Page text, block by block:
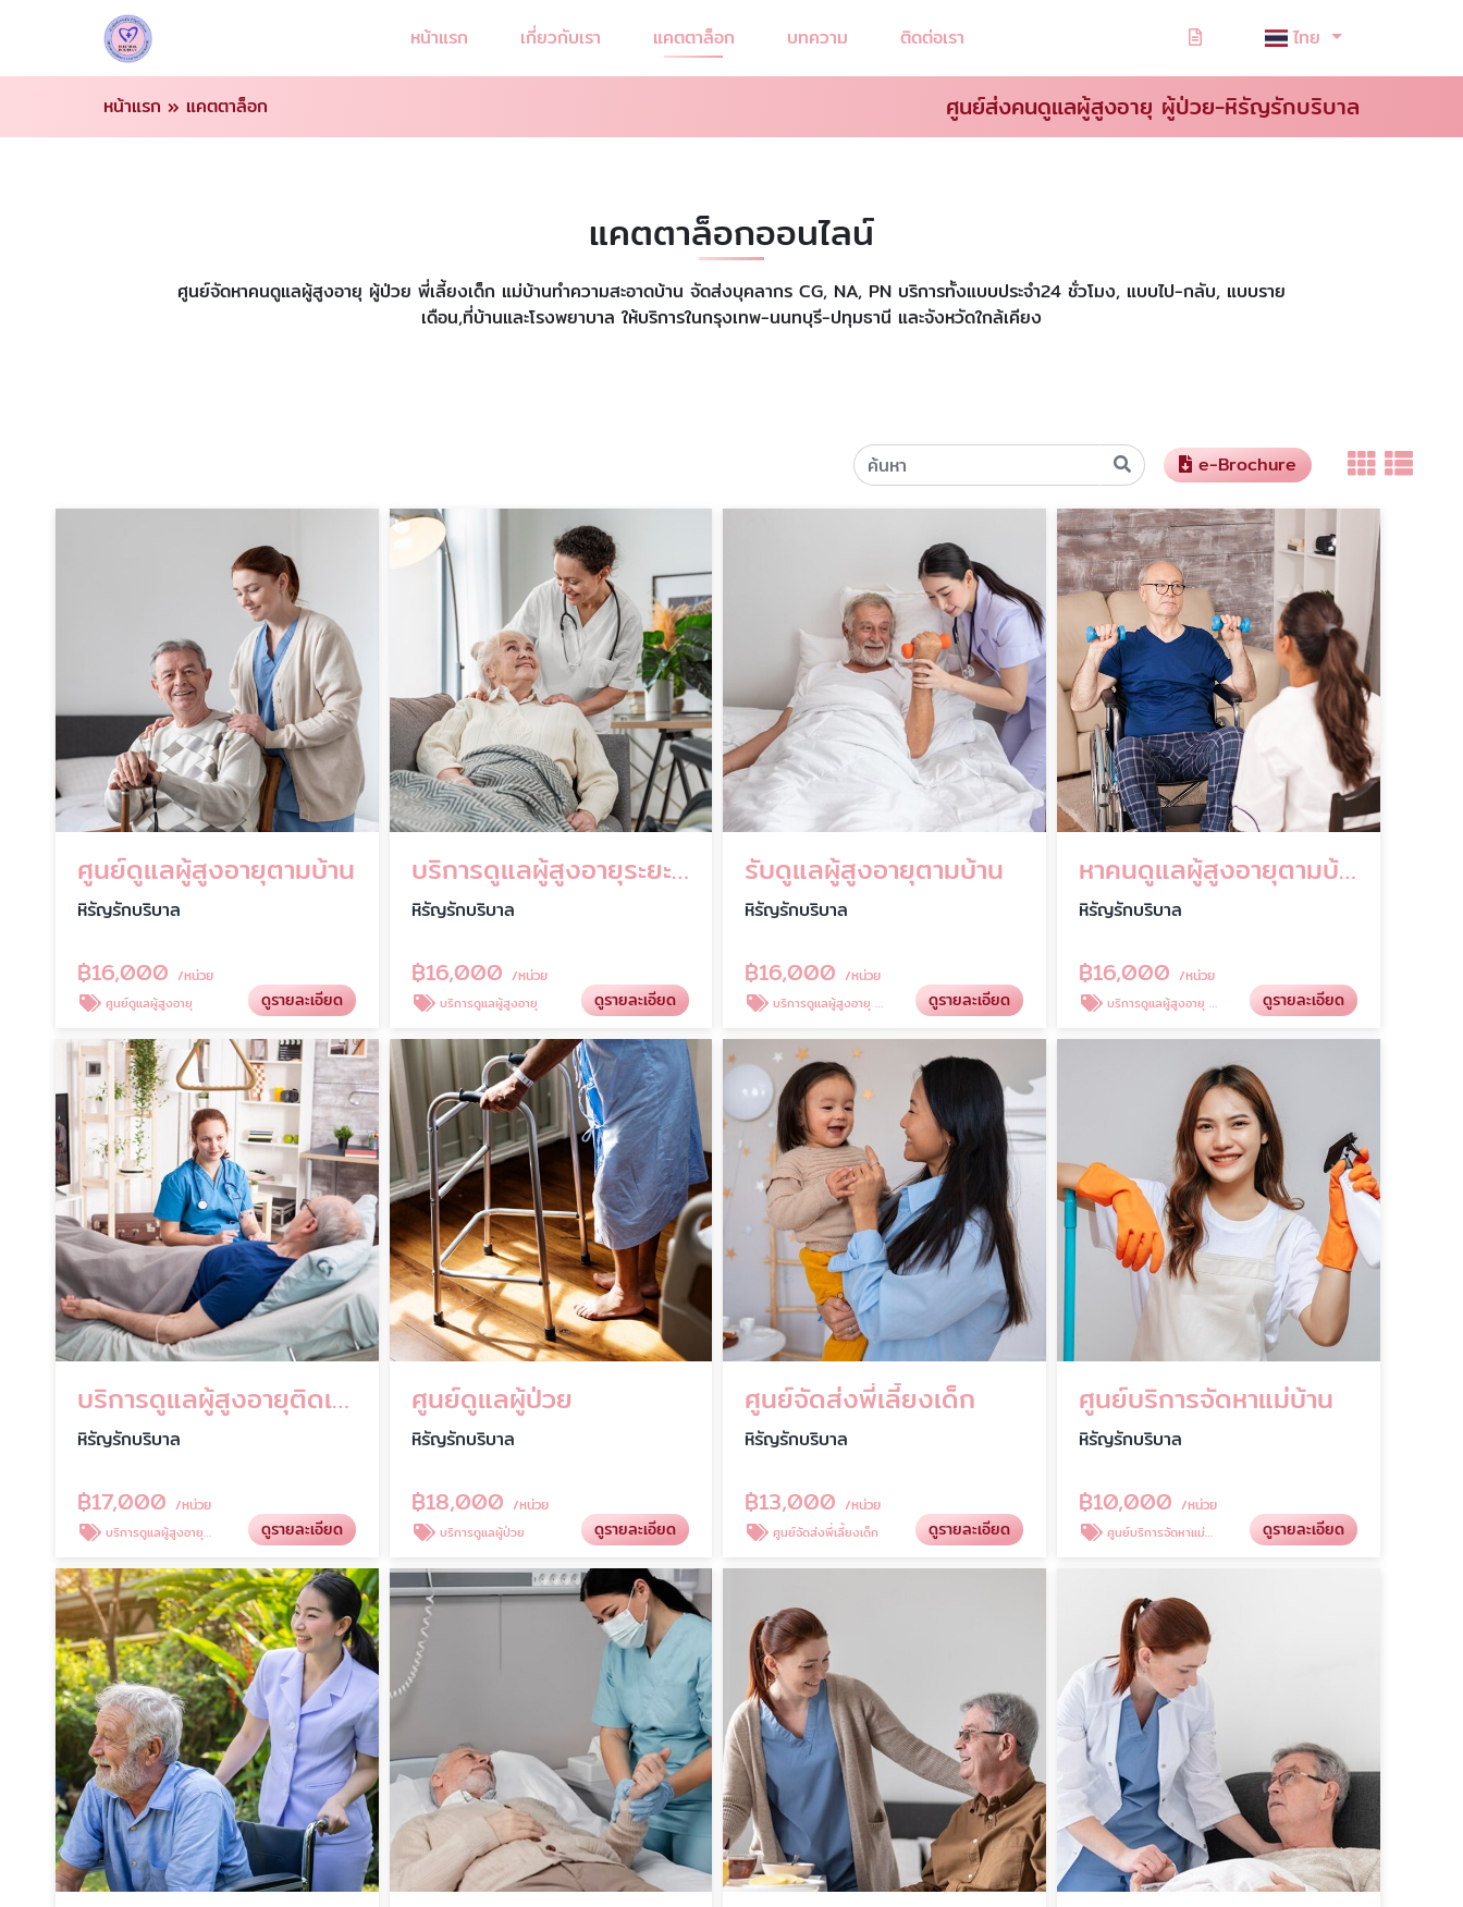
หน้าแรก เกี่ยวกับเรา แคตตาล็อก บทความ ติดต่อเรา ไทย
หน้าแรก » แคตตาล็อก ศูนย์ส่งคนดูแลผู้สูงอายุ ผู้ป่วย-หิรัญรักบริบาล
แคตตาล็อกออนไลน์
ศูนย์จัดหาคนดูแลผู้สูงอายุ ผู้ป่วย พี่เลี้ยงเด็ก แม่บ้านทำความสะอาดบ้าน จัดส่งบุคลากร CG, NA, PN บริการทั้งแบบประจำ24 ชั่วโมง, แบบไป-กลับ, แบบราย
เดือน,ที่บ้านและโรงพยาบาล ให้บริการในกรุงเทพ-นนทบุรี-ปทุมธานี และจังหวัดใกล้เคียง
e-Brochure
ศูนย์ดูแลผู้สูงอายุตามบ้าน
หิรัญรักบริบาล
฿16,000 /หน่วย
ศูนย์ดูแลผู้สูงอายุ ดูรายละเอียด
บริการดูแลผู้สูงอายุระยะยาว
หิรัญรักบริบาล
฿16,000 /หน่วย
บริการดูแลผู้สูงอายุ ดูรายละเอียด
รับดูแลผู้สูงอายุตามบ้าน
หิรัญรักบริบาล
฿16,000 /หน่วย
บริการดูแลผู้สูงอายุ ตามบ้าน ดูรายละเอียด
หาคนดูแลผู้สูงอายุตามบ้าน
หิรัญรักบริบาล
฿16,000 /หน่วย
บริการดูแลผู้สูงอายุ ด่วน ดูรายละเอียด
บริการดูแลผู้สูงอายุติดเตียง
หิรัญรักบริบาล
฿17,000 /หน่วย
บริการดูแลผู้สูงอายุติดเตียง ดูรายละเอียด
ศูนย์ดูแลผู้ป่วย
หิรัญรักบริบาล
฿18,000 /หน่วย
บริการดูแลผู้ป่วย ดูรายละเอียด
ศูนย์จัดส่งพี่เลี้ยงเด็ก
หิรัญรักบริบาล
฿13,000 /หน่วย
ศูนย์จัดส่งพี่เลี้ยงเด็ก ดูรายละเอียด
ศูนย์บริการจัดหาแม่บ้าน
หิรัญรักบริบาล
฿10,000 /หน่วย
ศูนย์บริการจัดหาแม่บ้าน ดูรายละเอียด